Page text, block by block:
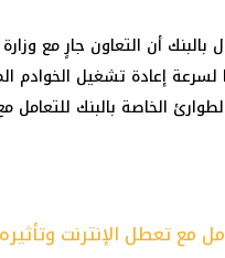
أن التعاون جارٍ مع وزارة
لسرعة إعادة تشغيل الخوادم
الخاصة بالبنك للتعامل
مع تعطل الإنترنت